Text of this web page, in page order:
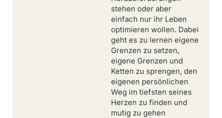
stehen oder aber
einfach nur ihr Leben
optimieren wollen. Dabei
geht es zu lernen eigene
Grenzen zu setzen,
eigene Grenzen und
Ketten zu sprengen, den
eigenen persönlichen
Weg im tiefsten seines
Herzen zu finden und
mutig zu gehen